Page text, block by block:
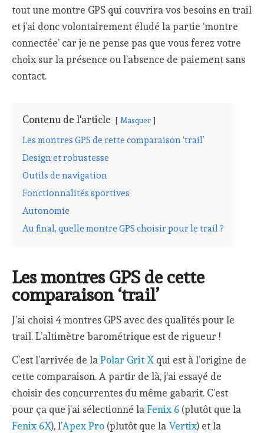
tout une montre GPS qui couvrira vos besoins en trail
et j’ai donc volontairement éludé la partie ‘montre
connectée’ car je ne pense pas que vous ferez votre
choix sur la présence ou l’absence de paiement sans
contact.
Contenu de l'article Masquer
Les montres GPS de cette comparaison ‘trail’
Design et robustesse
Outils de navigation
Fonctionnalités sportives
Autonomie
Au final, quelle montre GPS choisir pour le trail ?
Les montres GPS de cette
comparaison ‘trail’
J’ai choisi 4 montres GPS avec des qualités pour le
trail. L’altimètre barométrique est de rigueur !
C’est l’arrivée de laPolar Grit Xqui est à l’origine de
cette comparaison. A partir de là, j’ai essayé de
choisir des concurrentes du même gabarit. C’est
pour ça que j’ai sélectionné laFenix 6 (plutôt que la
Fenix 6X), l’Apex Pro (plutôt que la Vertix) et la